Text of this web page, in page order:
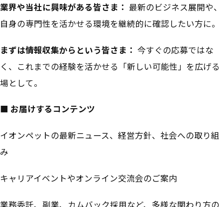
業界や当社に興味がある皆さま： 最新のビジネス展開や、
自身の専門性を活かせる環境を継続的に確認したい方に。
まずは情報収集からという皆さま： 今すぐの応募ではな
く、これまでの経験を活かせる「新しい可能性」を広げる
場として。
■ お届けするコンテンツ
イオンペットの最新ニュース、経営方針、社会への取り組
み
キャリアイベントやオンライン交流会のご案内
業務委託、副業、カムバック採用など、多様な関わり方の